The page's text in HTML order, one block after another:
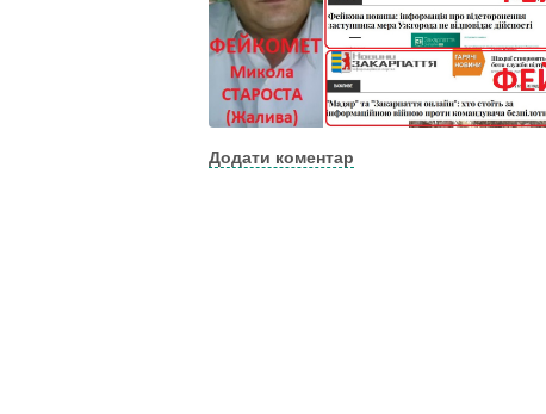
Додати коментар